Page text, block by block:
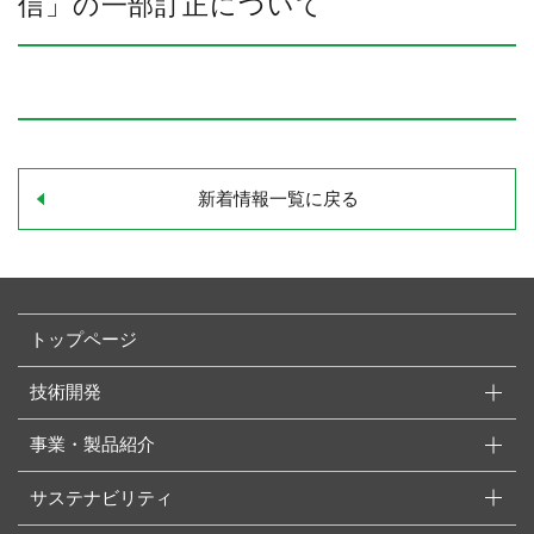
新着情報一覧に戻る
トップページ
技術開発
事業・製品紹介
サステナビリティ